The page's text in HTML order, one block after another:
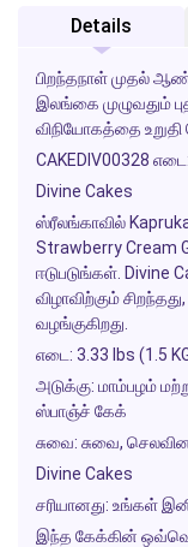
Details
பிறந்தநாள் முதல்
இலங்கை முழுவதும்
விநியோகத்தை
CAKEDIV00328
Divine Cakes
ஸ்ரீலங்காவில்
Strawberry Cream
ஈடுபடுங்கள். Divine
விழாவிற்கும்
வழங்குகிறது.
எடை: 3.33 lbs (1.5
அடுக்கு: மாம்பழம்
ஸ்பாஞ்ச் கேக்
சுவை: சுவை,
Divine Cakes
சரியானது: உங்கள்
இந்த கேக்கின்